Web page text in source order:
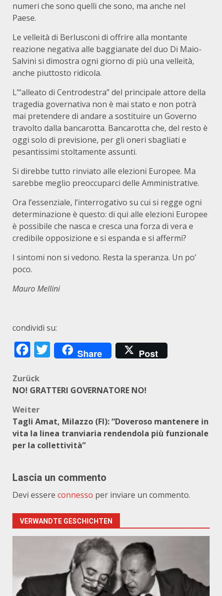
numeri che sono quelli che sono, ma anche nel
Paese.
Le velleità di Berlusconi di offrire alla montante
reazione negativa alle baggianate del duo Di Maio-
Salvini si dimostra ogni giorno di più una velleità,
anche piuttosto ridicola.
L’“alleato di Centrodestra” del principale attore della
tragedia governativa non è mai stato e non potrà
mai pretendere di andare a sostituire un Governo
travolto dalla bancarotta. Bancarotta che, del resto è
oggi solo di previsione, per gli oneri sbagliati e
pesantissimi stoltamente assunti.
Si direbbe tutto rinviato alle elezioni Europee. Ma
sarebbe meglio preoccuparci delle Amministrative.
Ora l’essenziale, l’interrogativo su cui si regge ogni
determinazione è questo: di qui alle elezioni Europee
è possibile che nasca e cresca una forza di vera e
credibile opposizione e si espanda e si affermi?
I sintomi non si vedono. Resta la speranza. Un po’
poco.
Mauro Mellini
condividi su:
Facebook
Twitter
Share Post
Beitragsnavigation
Zurück
NO! GRATTERI GOVERNATORE NO!
Weiter
Tagli Amat, Milazzo (FI): “Doveroso mantenere in
vita la linea tranviaria rendendola più funzionale
per la collettività”
Lascia un commento
Devi essere connesso per inviare un commento.
VERWANDTE GESCHICHTEN